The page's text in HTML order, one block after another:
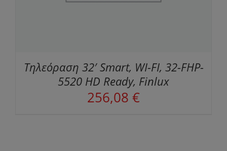
Τηλεόραση 32′ Smart, WI-FI, 32-FHP-
5520 HD Ready, Finlux
256,08 €